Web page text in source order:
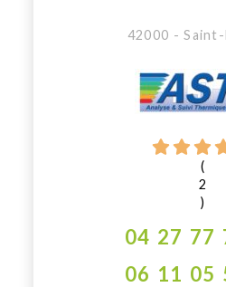
42000 -
(
2
)
04 27 77
06 11 05